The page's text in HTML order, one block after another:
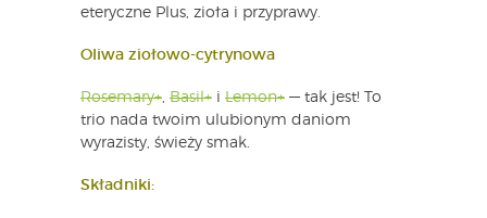
eteryczne Plus, zioła i przyprawy.
Oliwa ziołowo-cytrynowa
Rosemary+ Basil+ i Lemon+ — tak jest! To
trio nada twoim ulubionym daniom
wyrazisty, świeży smak.
Składniki: